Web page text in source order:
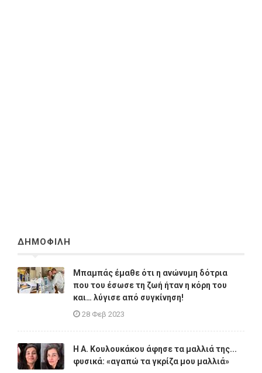
ΔΗΜΟΦΙΛΗ
Μπαμπάς έμαθε ότι η ανώνυμη δότρια
που του έσωσε τη ζωή ήταν η κόρη του
και… λύγισε από συγκίνηση!
28 Φεβ 2023
Η A. Κουλουκάκου άφησε τα μαλλιά της...
φυσικά: «αγαπώ τα γκρίζα μου μαλλιά»